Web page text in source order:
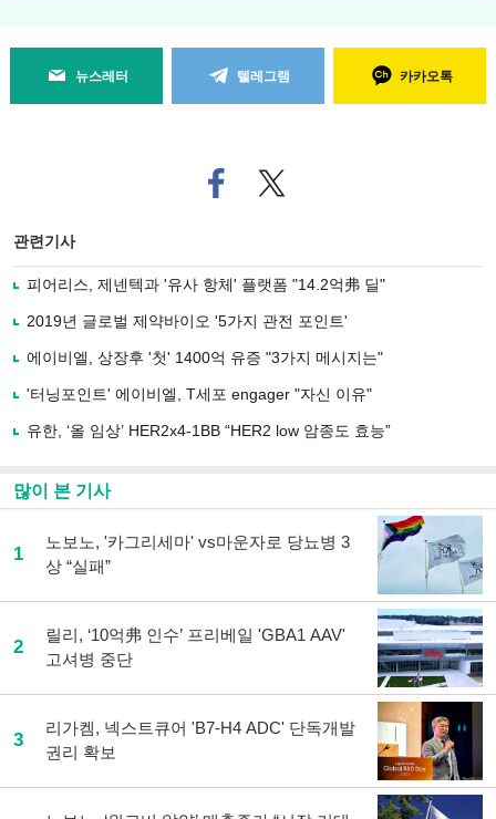
뉴스레터 텔레그램 카카오톡
페
이
로
기
사
유
기
트위
터로
관련기사
피어리스, 제넨텍과 '유사 항체' 플랫폼 "14.2억弗 딜"
2019년 글로벌 제약바이오 '5가지 관전 포인트'
에이비엘, 상장후 '첫' 1400억 유증 "3가지 메시지는"
'터닝포인트' 에이비엘, T세포 engager "자신 이유"
유한, ‘올 임상’ HER2x4-1BB “HER2 low 암종도 효능”
많이 본 기사
1
노보노, '카그리세마' vs마운자로 당뇨병 3
상 “실패”
2
릴리, ‘10억弗 인수’ 프리베일 'GBA1 AAV'
고셔병 중단
3
리가켐, 넥스트큐어 'B7-H4 ADC' 단독개발
권리 확보